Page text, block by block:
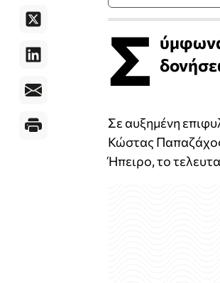
Σ
Σε αυξημένη
Κώστας
Ήπειρο, το